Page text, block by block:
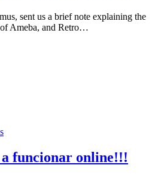
sent us a brief note explaining the
Ameba, and Retro…
funcionar online!!!